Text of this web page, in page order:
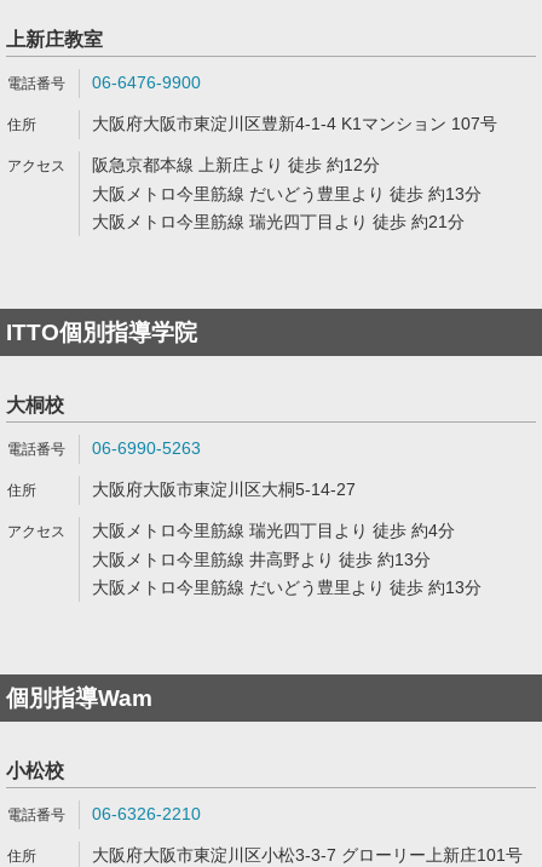
上新庄教室
06-6476-9900
大阪府大阪市東淀川区豊新4-1-4 K1マンション 107号
阪急京都本線 上新庄より 徒歩 約12分
大阪メトロ今里筋線 だいどう豊里より 徒歩 約13分
大阪メトロ今里筋線 瑞光四丁目より 徒歩 約21分
ITTO個別指導学院
大桐校
06-6990-5263
大阪府大阪市東淀川区大桐5-14-27
大阪メトロ今里筋線 瑞光四丁目より 徒歩 約4分
大阪メトロ今里筋線 井高野より 徒歩 約13分
大阪メトロ今里筋線 だいどう豊里より 徒歩 約13分
個別指導Wam
小松校
06-6326-2210
大阪府大阪市東淀川区小松3-3-7 グローリー上新庄101号